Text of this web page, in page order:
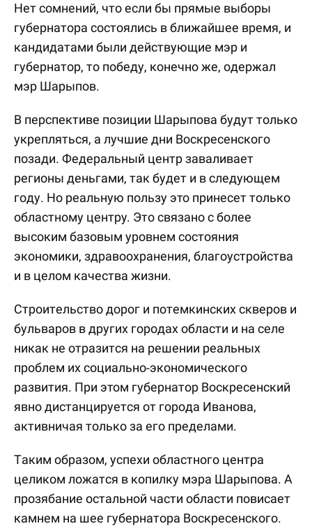
Нет сомнений, что если бы прямые выборы
губернатора состоялись в ближайшее время, и
кандидатами были действующие мэр и
губернатор, то победу, конечно же, одержал
мэр Шарыпов.
В перспективе позиции Шарыпова будут только
укрепляться, а лучшие дни Воскресенского
позади. Федеральный центр заваливает
регионы деньгами, так будет и в следующем
году. Но реальную пользу это принесет только
областному центру. Это связано с более
высоким базовым уровнем состояния
экономики, здравоохранения, благоустройства
и в целом качества жизни.
Строительство дорог и потемкинских скверов и
бульваров в других городах области и на селе
никак не отразится на решении реальных
проблем их социально-экономического
развития. При этом губернатор Воскресенский
явно дистанцируется от города Иванова,
активничая только за его пределами.
Таким образом, успехи областного центра
целиком ложатся в копилку мэра Шарыпова. А
прозябание остальной части области повисает
камнем на шее губернатора Воскресенского.